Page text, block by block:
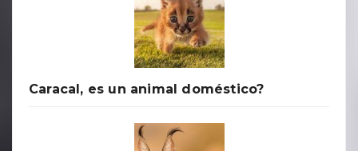
Caracal, es un animal doméstico?